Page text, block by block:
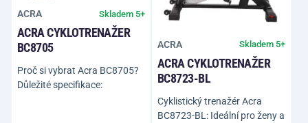
ACRA Skladem 5+
ACRA CYKLOTRENAŽER
BC8705
Proč si vybrat Acra BC8705?
Důležité specifikace:
ACRA Skladem 5+
ACRA CYKLOTRENAŽER
BC8723-BL
Cyklistický trenažér Acra
BC8723-BL: Ideální pro ženy a